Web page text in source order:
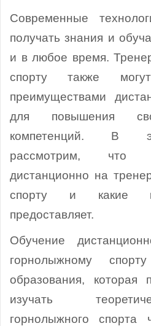
Современные
получать знания и
и в любое время.
спорту также могут
преимуществами
для повышения
компетенций. В
рассмотрим, что
дистанционно на
спорту и какие
предоставляет.
Обучение
горнолыжному
образования, которая
изучать
горнолыжного спорта